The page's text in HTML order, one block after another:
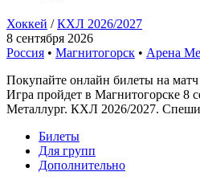
Хоккей /КХЛ 2026/2027
8 сентября 2026
Россия • Магнитогорск • Арена
Покупайте онлайн билеты на
Игра пройдет в Магнитогорске 8
Металлург. КХЛ 2026/2027.
Билеты
Для групп
Дополнительно